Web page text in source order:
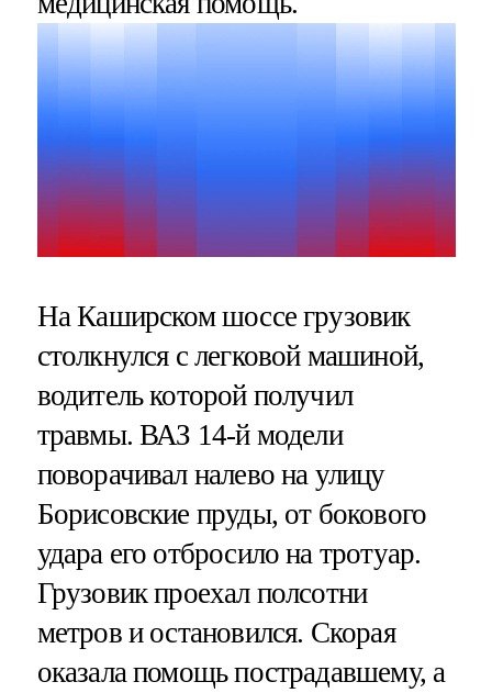
На Каширском шоссе грузовик
столкнулся с легковой машиной,
водитель которой получил
травмы. ВАЗ 14-й модели
поворачивал налево на улицу
Борисовские пруды, от бокового
удара его отбросило на тротуар.
Грузовик проехал полсотни
метров и остановился. Скорая
оказала помощь пострадавшему, а